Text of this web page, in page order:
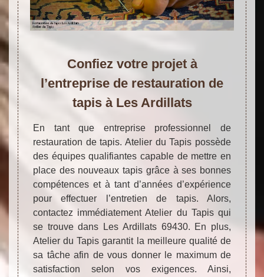
Confiez votre projet à
l’entreprise de restauration de
tapis à Les Ardillats
En tant que entreprise professionnel de
restauration de tapis. Atelier du Tapis possède
des équipes qualifiantes capable de mettre en
place des nouveaux tapis grâce à ses bonnes
compétences et à tant d’années d’expérience
pour effectuer l’entretien de tapis. Alors,
contactez immédiatement Atelier du Tapis qui
se trouve dans Les Ardillats 69430. En plus,
Atelier du Tapis garantit la meilleure qualité de
sa tâche afin de vous donner le maximum de
satisfaction selon vos exigences. Ainsi,